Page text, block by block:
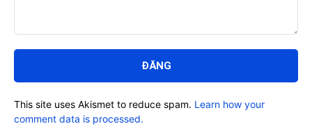
luận:
This site uses Akismet to reduce spam. Learn how your
comment data is processed.